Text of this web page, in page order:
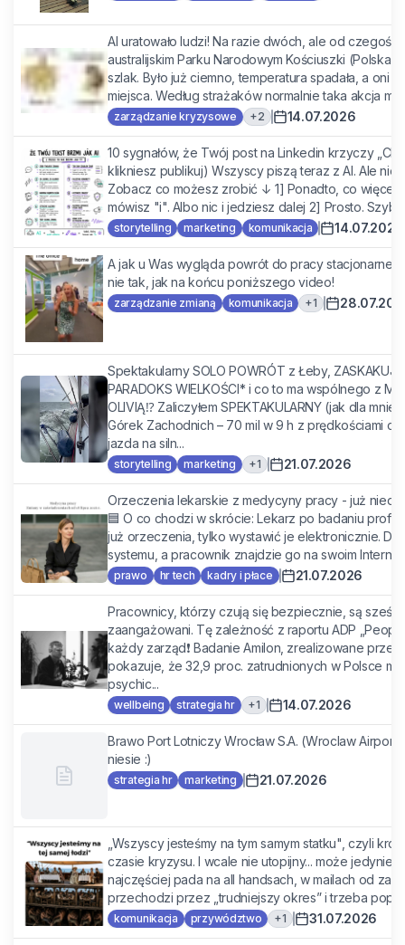
AI uratowało ludzi! Na razie dwóch, ale od czegoś
australijskim Parku Narodowym Kościuszki (Polska
szlak. Było już ciemno, temperatura spadała, a oni
miejsca. Według strażaków normalnie taka akcja
zarządzanie kryzysowe +2 14.07.2026
10 sygnałów, że Twój post na Linkedin krzyczy
klikniesz publikuj) Wszyscy piszą teraz z AI. Ale nie
Zobacz co możesz zrobić ↓ 1] Ponadto, co
mówisz "i". Albo nic i jedziesz dalej 2] Prosto.
storytelling marketing komunikacja 14.07.2026
A jak u Was wygląda powrót do pracy stacjonarnej
nie tak, jak na końcu poniższego video!
zarządzanie zmianą komunikacja +1
Spektakularny SOLO POWRÓT z Łeby,
PARADOKS WIELKOŚCI* i co to ma wspólnego z
OLIVIĄ⁉️ Zaliczyłem SPEKTAKULARNY (jak dla
Górek Zachodnich – 70 mil w 9 h z prędkościami
jazda na siln...
storytelling marketing +1 21.07.2026
Orzeczenia lekarskie z medycyny pracy - już
🟦 O co chodzi w skrócie: Lekarz po badaniu
już orzeczenia, tylko wystawić je elektronicznie.
systemu, a pracownik znajdzie go na swoim
prawo hr tech kadry i płace 21.07.2026
Pracownicy, którzy czują się bezpiecznie, są
zaangażowani. Tę zależność z raportu ADP
każdy zarząd❗ Badanie Amilon, zrealizowane
pokazuje, że 32,9 proc. zatrudnionych w Polsce
psychic...
wellbeing strategia hr +1 14.07.2026
Brawo Port Lotniczy Wrocław S.A. (Wroclaw
niesie :)
strategia hr marketing 21.07.2026
„Wszyscy jesteśmy na tym samym statku", czyli
czasie kryzysu. I wcale nie utopijny... może jedynie
najczęściej pada na all handsach, w mailach od
przechodzi przez „trudniejszy okres” i trzeba
komunikacja przywództwo +1 31.07.2026